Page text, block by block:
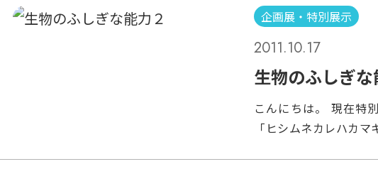
しましょう。 ツイート
較的最近発見されたタ
でも放映され一躍有名
なった驚くべき能力と
わち他生物の形態をマ
よると「ウミヘビ」「
や カレイやカニなどの
かも擬態できる種類は
企画展・特別展示
2011.10.17
生物のふしぎな
こんにちは。 現在特
「ヒシムネカレハカ